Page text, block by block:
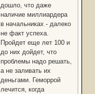
дошло, что даже
наличие миллиардера
в начальниках - далеко
не факт успеха.
Пройдет еще лет 100 и
до них дойдет, что
проблемы надо решать,
а не заливать их
деньгами. Геморрой
лечится, когда